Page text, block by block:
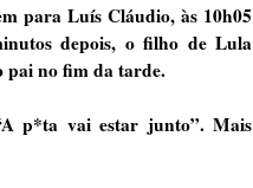
para Luís Cláudio, às 10h05
depois, o filho de Lula
pai no fim da tarde.
p*ta vai estar junto”. Mais